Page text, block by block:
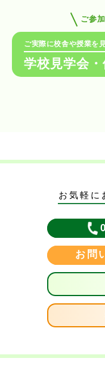
ご参
ご実際に校舎や授業を
学校見学会
お気軽に
お問